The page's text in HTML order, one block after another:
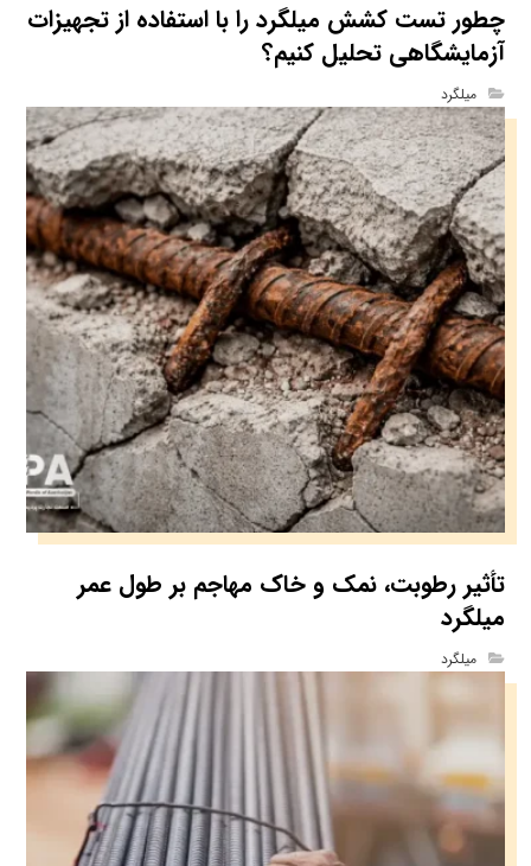
چطور تست کشش میلگرد را با استفاده از تجهیزات
آزمایشگاهی تحلیل کنیم؟
میلگرد
تأثیر رطوبت، نمک و خاک مهاجم بر طول عمر
میلگرد
میلگرد